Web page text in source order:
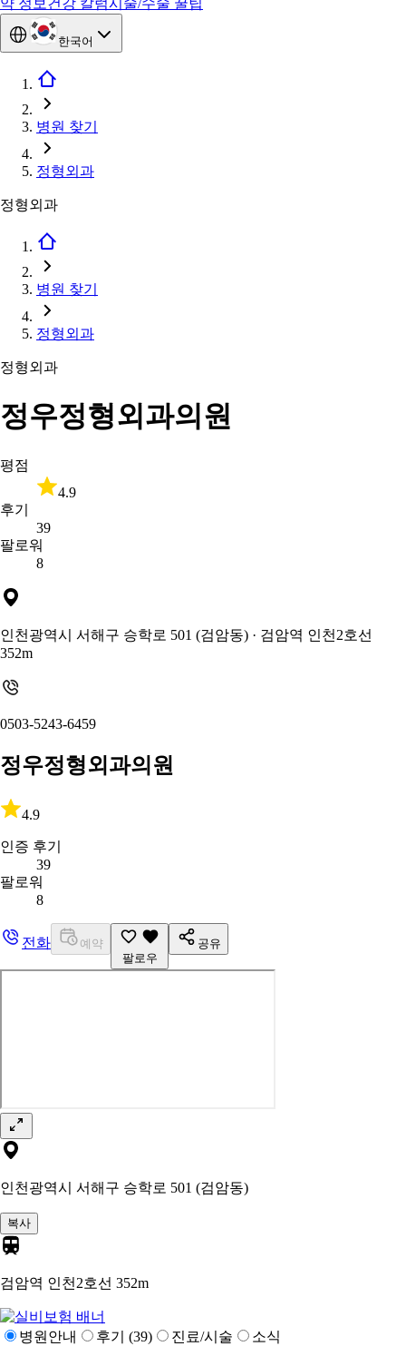
약 정보 건강 칼럼시술/수술 꿀팁
한국어
병원 찾기
정형외과
정형외과
병원 찾기
정형외과
정형외과
정우정형외과의원
평점
4.9
후기
39
팔로워
8
인천광역시 서해구 승학로 501 (검암동) · 검암역 인천2호선
352m
0503-5243-6459
정우정형외과의원
4.9
인증 후기
39
팔로워
8
전화
예약
팔로우
공유
인천광역시 서해구 승학로 501 (검암동)
복사
검암역 인천2호선 352m
병원안내 후기 (39) 진료/시술 소식